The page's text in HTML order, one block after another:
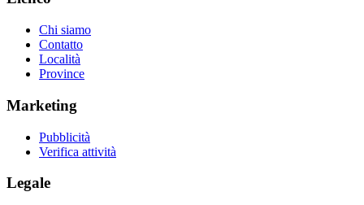
Chi siamo
Contatto
Località
Province
Marketing
Pubblicità
Verifica attività
Legale